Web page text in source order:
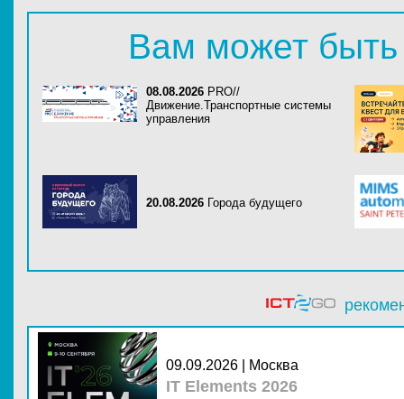
Вам может быть
08.08.2026 PRO//
Движение.Транспортные системы
управления
20.08.2026 Города будущего
09.09.2026 | Москва
IT Elements 2026